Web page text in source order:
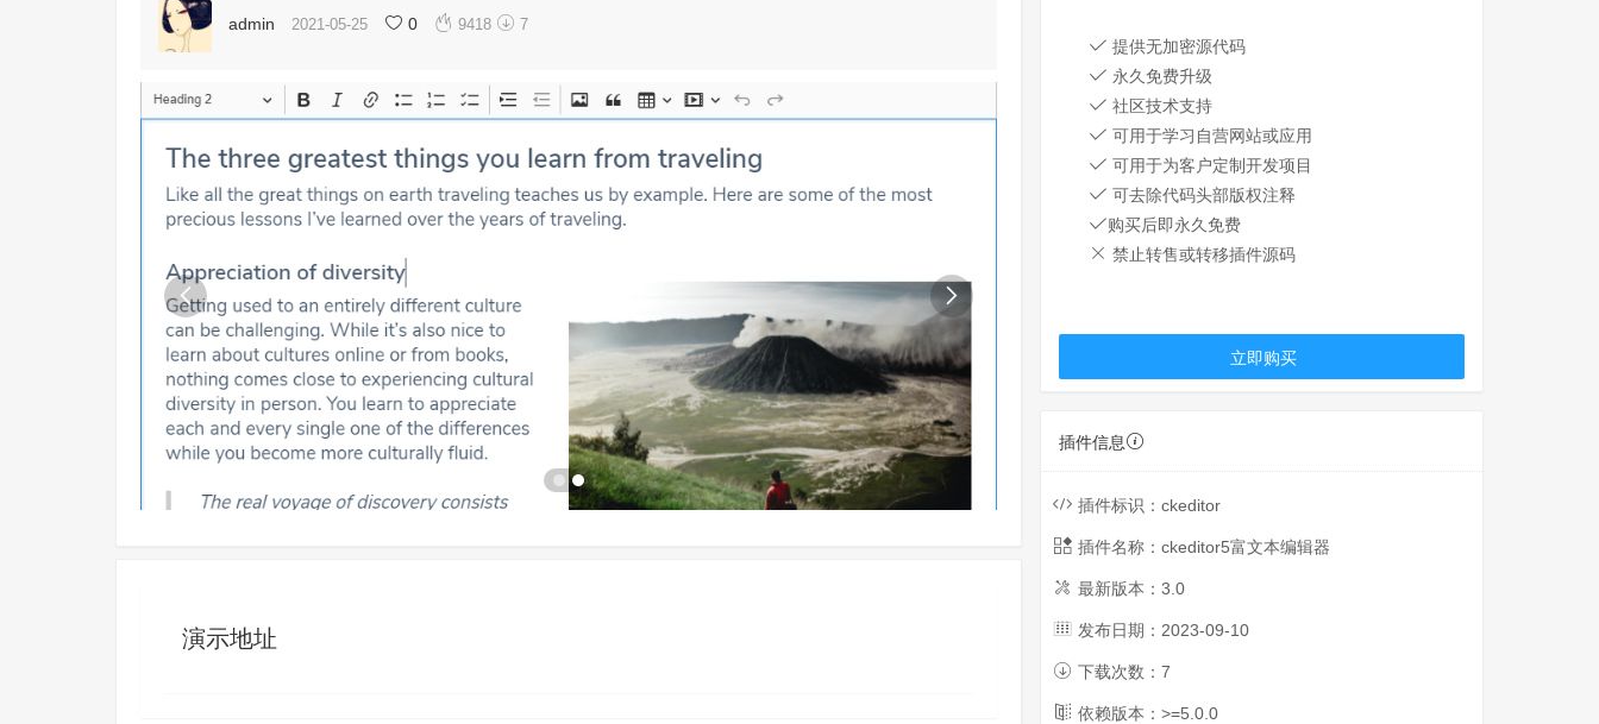
admin 2021-05-25  0 9418  7
演示地址
提供无加密源代码
永久免费升级
社区技术支持
可用于学习自营网站或应用
可用于为客户定制开发项目
可去除代码头部版权注释
购买后即永久免费
禁止转售或转移插件源码
立即购买
插件信息
插件标识： ckeditor
插件名称： ckeditor5富文本编辑器
最新版本： 3.0
发布日期： 2023-09-10
下载次数： 7
依赖版本：>=5.0.0